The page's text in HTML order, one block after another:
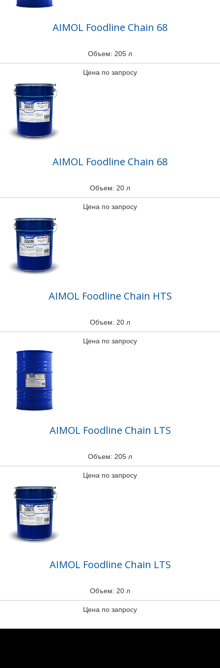
AIMOL Foodline Chain 68
Объем: 205 л
Цена по запросу
AIMOL Foodline Chain 68
Объем: 20 л
Цена по запросу
AIMOL Foodline Chain HTS
Объем: 20 л
Цена по запросу
AIMOL Foodline Chain LTS
Объем: 205 л
Цена по запросу
AIMOL Foodline Chain LTS
Объем: 20 л
Цена по запросу